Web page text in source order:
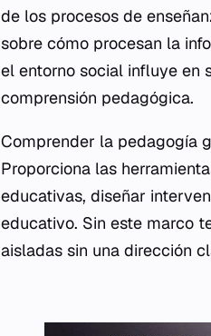
de los procesos de
sobre cómo procesan la
el entorno social influye en
comprensión pedagógica.
Comprender la pedagogía
Proporciona las
educativas, diseñar
educativo. Sin este marco
aisladas sin una dirección